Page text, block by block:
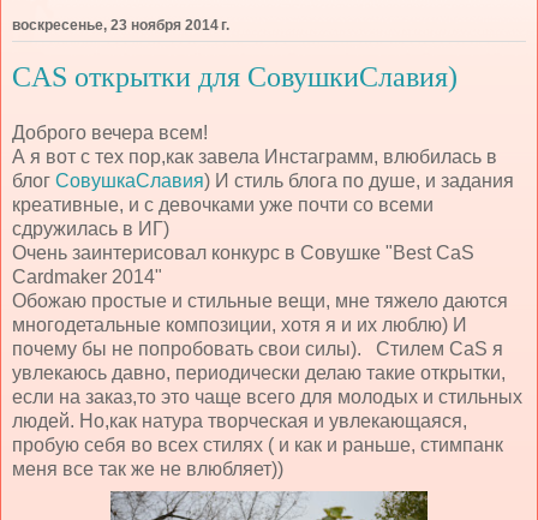
воскресенье, 23 ноября 2014 г.
CAS открытки для СовушкиСлавия)
Доброго вечера всем!
А я вот с тех пор,как завела Инстаграмм, влюбилась в
блог СовушкаСлавия) И стиль блога по душе, и задания
креативные, и с девочками уже почти со всеми
сдружилась в ИГ)
Очень заинтерисовал конкурс в Совушке "Best CaS
Cardmaker 2014"
Обожаю простые и стильные вещи, мне тяжело даются
многодетальные композиции, хотя я и их люблю) И
почему бы не попробовать свои силы). Стилем CaS я
увлекаюсь давно, периодически делаю такие открытки,
если на заказ,то это чаще всего для молодых и стильных
людей. Но,как натура творческая и увлекающаяся,
пробую себя во всех стилях ( и как и раньше, стимпанк
меня все так же не влюбляет))